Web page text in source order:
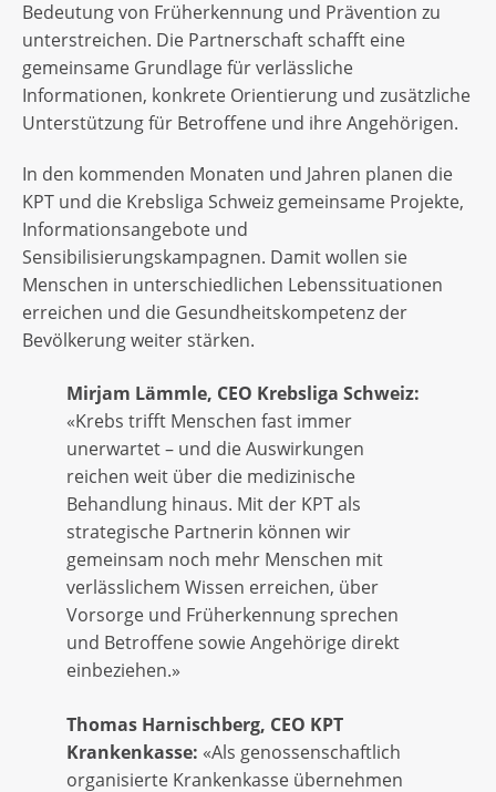
Bedeutung von Früherkennung und Prävention zu
unterstreichen. Die Partnerschaft schafft eine
gemeinsame Grundlage für verlässliche
Informationen, konkrete Orientierung und zusätzliche
Unterstützung für Betroffene und ihre Angehörigen.
In den kommenden Monaten und Jahren planen die
KPT und die Krebsliga Schweiz gemeinsame Projekte,
Informationsangebote und
Sensibilisierungskampagnen. Damit wollen sie
Menschen in unterschiedlichen Lebenssituationen
erreichen und die Gesundheitskompetenz der
Bevölkerung weiter stärken.
Mirjam Lämmle, CEO Krebsliga Schweiz:
«Krebs trifft Menschen fast immer
unerwartet – und die Auswirkungen
reichen weit über die medizinische
Behandlung hinaus. Mit der KPT als
strategische Partnerin können wir
gemeinsam noch mehr Menschen mit
verlässlichem Wissen erreichen, über
Vorsorge und Früherkennung sprechen
und Betroffene sowie Angehörige direkt
einbeziehen.»
Thomas Harnischberg, CEO KPT
Krankenkasse: «Als genossenschaftlich
organisierte Krankenkasse übernehmen